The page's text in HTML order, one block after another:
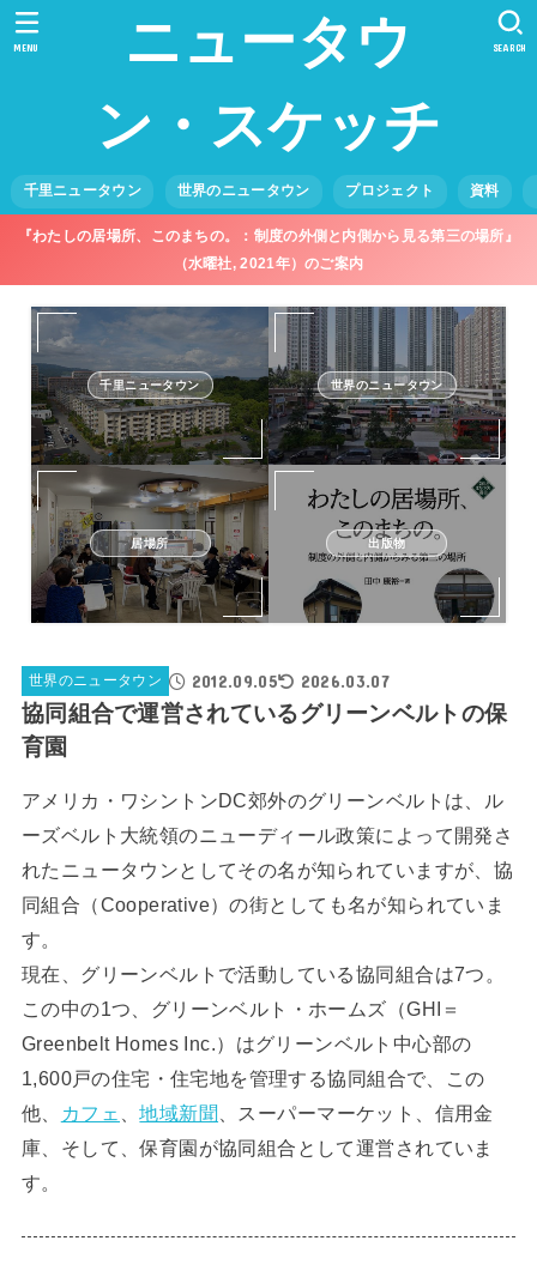
ニュータウ
ン・スケッチ
千里ニュータウン 世界のニュータウン プロジェクト 資料
SEARCH
MENU
『わたしの居場所、このまちの。：制度の外側と内側から見る第三の場所』
（水曜社, 2021年）のご案内
千里ニュータウン 世界のニュータウン
居場所 出版物
世界のニュータウン 2012.09.05 2026.03.07
協同組合で運営されているグリーンベルトの保
育園
アメリカ・ワシントンDC郊外のグリーンベルトは、ル
ーズベルト大統領のニューディール政策によって開発さ
れたニュータウンとしてその名が知られていますが、協
同組合（Cooperative）の街としても名が知られていま
す。
現在、グリーンベルトで活動している協同組合は7つ。
この中の1つ、グリーンベルト・ホームズ（GHI＝
Greenbelt Homes Inc.）はグリーンベルト中心部の
1,600戸の住宅・住宅地を管理する協同組合で、この
他、
カフェ 、地域新聞
、スーパーマーケット、信用金
庫、そして、保育園が協同組合として運営されていま
す。